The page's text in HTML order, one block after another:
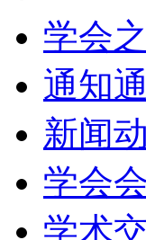
学会
通知
新闻
学会
学术